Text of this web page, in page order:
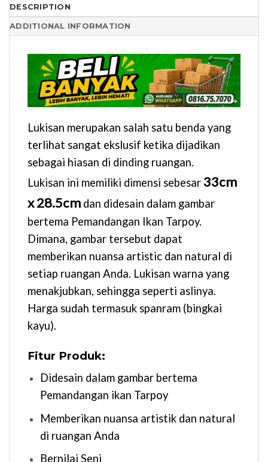
DESCRIPTION
ADDITIONAL INFORMATION
Lukisan merupakan salah satu benda yang
terlihat sangat ekslusif ketika dijadikan
sebagai hiasan di dinding ruangan.
Lukisan ini memiliki dimensi sebesar 33cm
x 28.5cm dan didesain dalam gambar
bertema Pemandangan Ikan Tarpoy.
Dimana, gambar tersebut dapat
memberikan nuansa artistic dan natural di
setiap ruangan Anda. Lukisan warna yang
menakjubkan, sehingga seperti aslinya.
Harga sudah termasuk spanram (bingkai
kayu).
Fitur Produk:
Didesain dalam gambar bertema
Pemandangan ikan Tarpoy
Memberikan nuansa artistik dan natural
di ruangan Anda
Bernilai Seni